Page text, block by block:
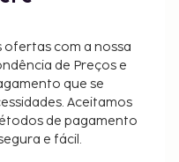
ou aprecie soberbas
de férias
e churrasqueiras. O
chegar à praia em
para tomar um
num dos 6 bares
pequenos-almoços
ofertas com a nossa
de Preços e
que se
Aceitamos
de pagamento
e fácil.